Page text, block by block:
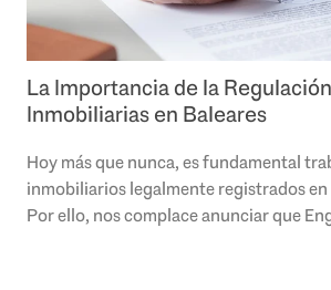
La Importancia de la
Inmobiliarias en Baleares
Hoy más que nunca, es fundamental
inmobiliarios legalmente registrados en
Por ello, nos complace anunciar que